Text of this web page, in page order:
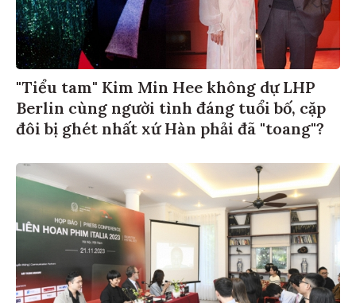
"Tiểu tam" Kim Min Hee không dự LHP
Berlin cùng người tình đáng tuổi bố, cặp
đôi bị ghét nhất xứ Hàn phải đã "toang"?